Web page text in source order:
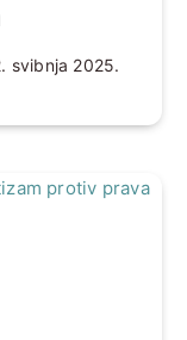
svibnja 2025.